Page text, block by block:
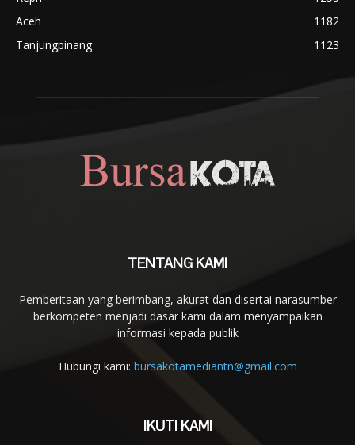
Aceh
1182
Tanjungpinang
1123
TENTANG KAMI
Pemberitaan yang berimbang, akurat dan disertai narasumber
berkompeten menjadi dasar kami dalam menyampaikan
informasi kepada publik
Hubungi kami: bursakotamediantn@gmail.com
IKUTI KAMI